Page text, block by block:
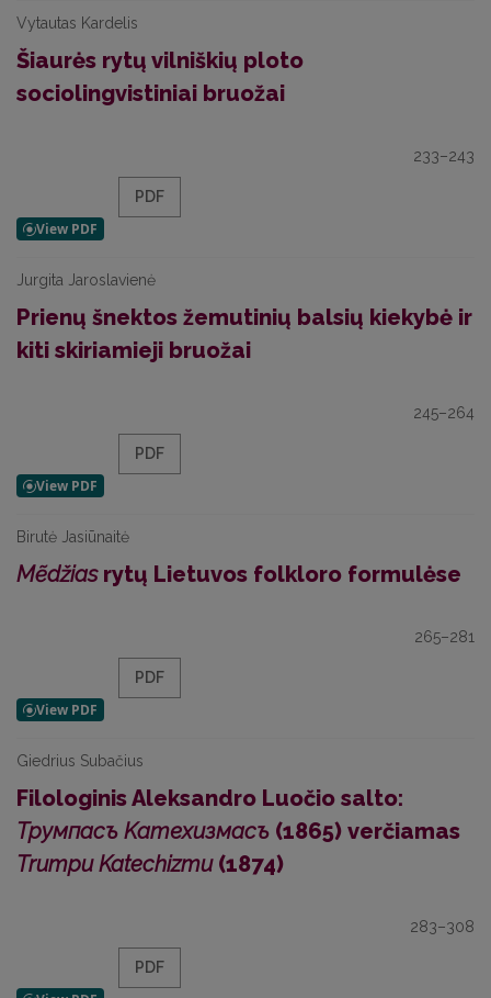
Vytautas Kardelis
Šiaurės rytų vilniškių ploto
sociolingvistiniai bruožai
233–243
PDF
Jurgita Jaroslavienė
Prienų šnektos žemutinių balsių kiekybė ir
kiti skiriamieji bruožai
245–264
PDF
Birutė Jasiūnaitė
Mẽdžiasrytų Lietuvos folkloro formulėse
265–281
PDF
Giedrius Subačius
Filologinis Aleksandro Luočio salto:
Трумпасъ Kатехизмасъ (1865) verčiamas
Trumpu Katechizmu(1874)
283–308
PDF